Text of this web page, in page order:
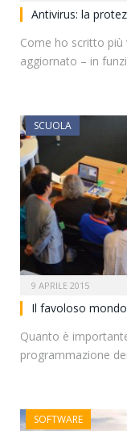
Antivirus: la
Come ho scritto più
aggiornato – in
SCUOLA
9 APRILE 2015
Il favoloso
Quanto è
programmazione
SOFTWARE